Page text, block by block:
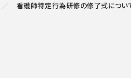
看護師特定行為研修の修了式につい